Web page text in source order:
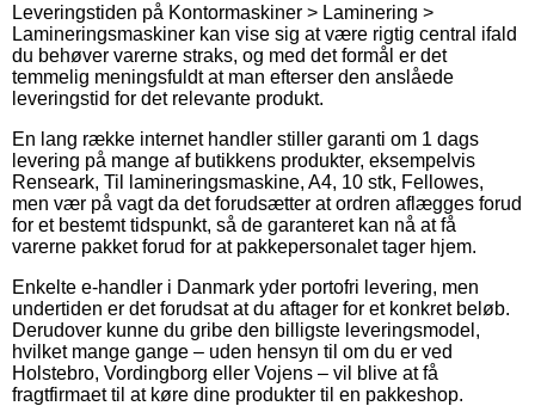
Leveringstiden på Kontormaskiner > Laminering >
Lamineringsmaskiner kan vise sig at være rigtig central ifald
du behøver varerne straks, og med det formål er det
temmelig meningsfuldt at man efterser den anslåede
leveringstid for det relevante produkt.
En lang række internet handler stiller garanti om 1 dags
levering på mange af butikkens produkter, eksempelvis
Renseark, Til lamineringsmaskine, A4, 10 stk, Fellowes,
men vær på vagt da det forudsætter at ordren aflægges forud
for et bestemt tidspunkt, så de garanteret kan nå at få
varerne pakket forud for at pakkepersonalet tager hjem.
Enkelte e-handler i Danmark yder portofri levering, men
undertiden er det forudsat at du aftager for et konkret beløb.
Derudover kunne du gribe den billigste leveringsmodel,
hvilket mange gange – uden hensyn til om du er ved
Holstebro, Vordingborg eller Vojens – vil blive at få
fragtfirmaet til at køre dine produkter til en pakkeshop.